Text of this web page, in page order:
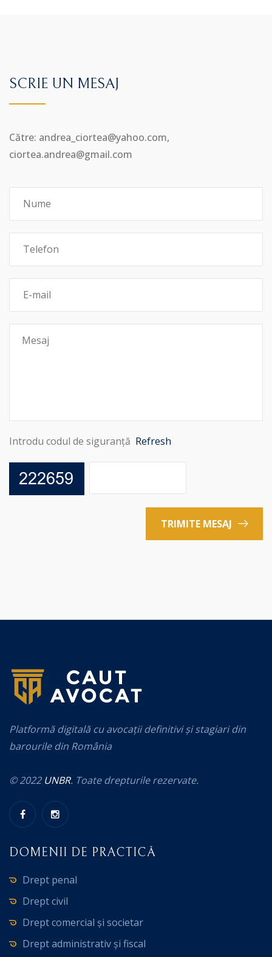
SCRIE UN MESAJ
Către: andrea_ciortea@yahoo.com,
ciortea.andrea@gmail.com
Introdu codul de siguranță Refresh
TRIMITE MESAJ
Platformă digitală cu avocații definitivi și stagiari din
barourile din România
© 2022 UNBR. Toate drepturile rezervate.
DOMENII DE PRACTICĂ
Drept penal
Drept civil
Drept comercial și societar
Drept administrativ și fiscal